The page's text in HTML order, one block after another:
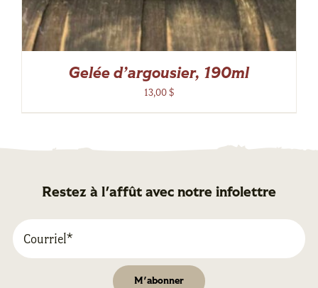
Gelée d’argousier, 190ml
13,00$
Restez à l'affût avec notre infolettre